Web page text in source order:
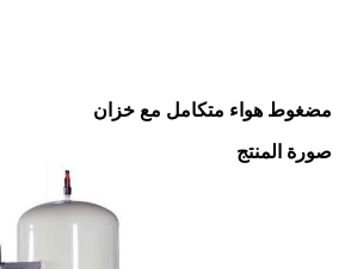
مضغوط هواء متكامل مع خزان
صورة المنتج